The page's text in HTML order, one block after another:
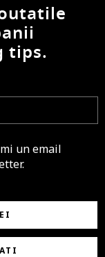
tips.
un email